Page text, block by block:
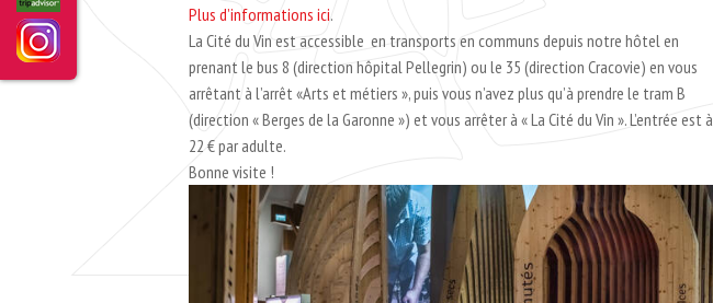
Plus d’informations ici.
La Cité du Vin est accessible en transports en communs depuis notre hôtel en
prenant le bus 8 (direction hôpital Pellegrin) ou le 35 (direction Cracovie) en vous
arrêtant à l’arrêt «Arts et métiers », puis vous n’avez plus qu’à prendre le tram B
(direction « Berges de la Garonne ») et vous arrêter à « La Cité du Vin ». L’entrée est à
22 € par adulte.
Bonne visite !